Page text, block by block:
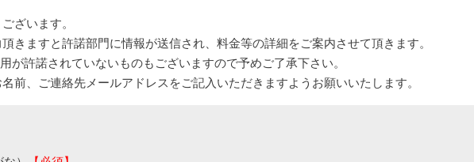
ざいます。
きますと許諾部門に情報が送信され、料金等の詳細をご案内させて頂きます。
が許諾されていないものもございますので予めご了承下さい。
前、ご連絡先メールアドレスをご記入いただきますようお願いいたします。